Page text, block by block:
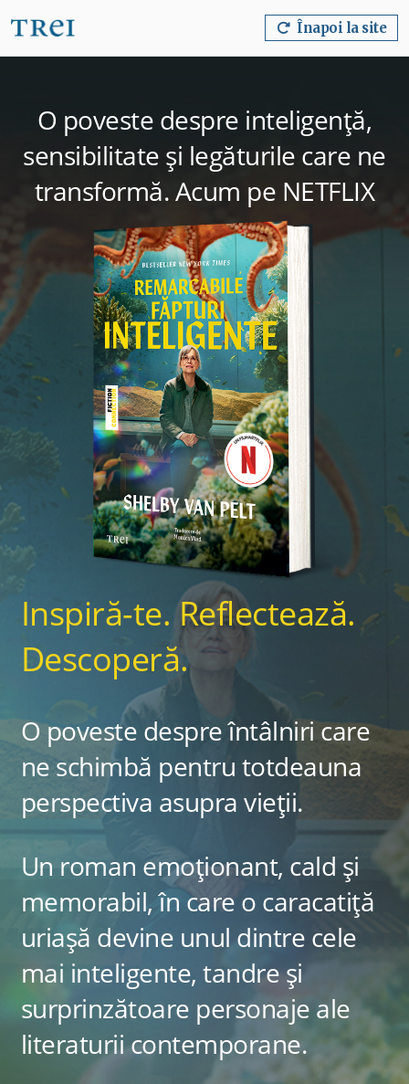
Înapoi la site
O poveste despre inteligență,
sensibilitate și legăturile care ne
transformă. Acum pe NETFLIX
Inspiră-te. Reflectează.
Descoperă.
O poveste despre întâlniri care
ne schimbă pentru totdeauna
perspectiva asupra vieții.
Un roman emoționant, cald și
memorabil, în care o caracatiță
uriașă devine unul dintre cele
mai inteligente, tandre și
surprinzătoare personaje ale
literaturii contemporane.